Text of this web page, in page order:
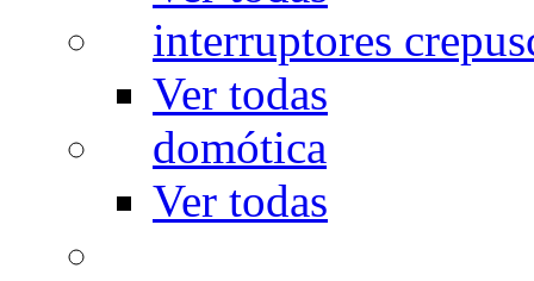
interruptores
Ver todas
domótica
Ver todas